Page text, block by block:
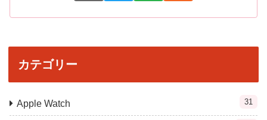
カテゴリー
Apple Watch 31